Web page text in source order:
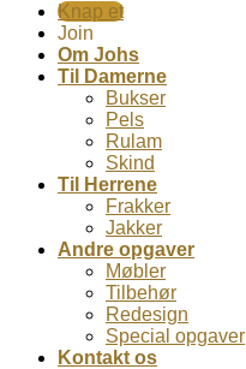
Knap et
Join
Om Johs
Til Damerne
Bukser
Pels
Rulam
Skind
Til Herrene
Frakker
Jakker
Andre opgaver
Møbler
Tilbehør
Redesign
Special opgaver
Kontakt os